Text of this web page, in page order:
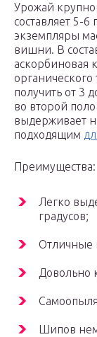
Урожай
составляет 5-
экземпляры
вишни. В
аскорбиновая
органического
получить от 3
во второй
выдерживает
подходящим
Преимущества:
Легко
градусов;
Отличные
Довольно
Шипов